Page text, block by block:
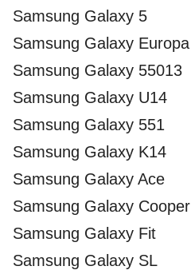
Samsung Galaxy 5
Samsung Galaxy Europa
Samsung Galaxy 55013
Samsung Galaxy U14
Samsung Galaxy 551
Samsung Galaxy K14
Samsung Galaxy Ace
Samsung Galaxy Cooper
Samsung Galaxy Fit
Samsung Galaxy SL